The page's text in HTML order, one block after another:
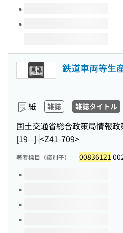
鉄道車両等生
紙 雑誌 雑誌タイトル
国土交通省総合政策局情報政
[19--]-<Z41-709>
著者標目（識別子） 00836121
このタイトルの巻号